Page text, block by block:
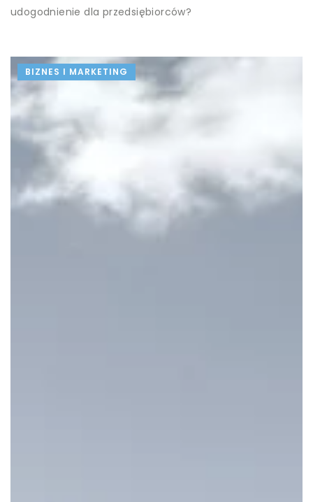
udogodnienie dla przedsiębiorców?
BIZNES I MARKETING